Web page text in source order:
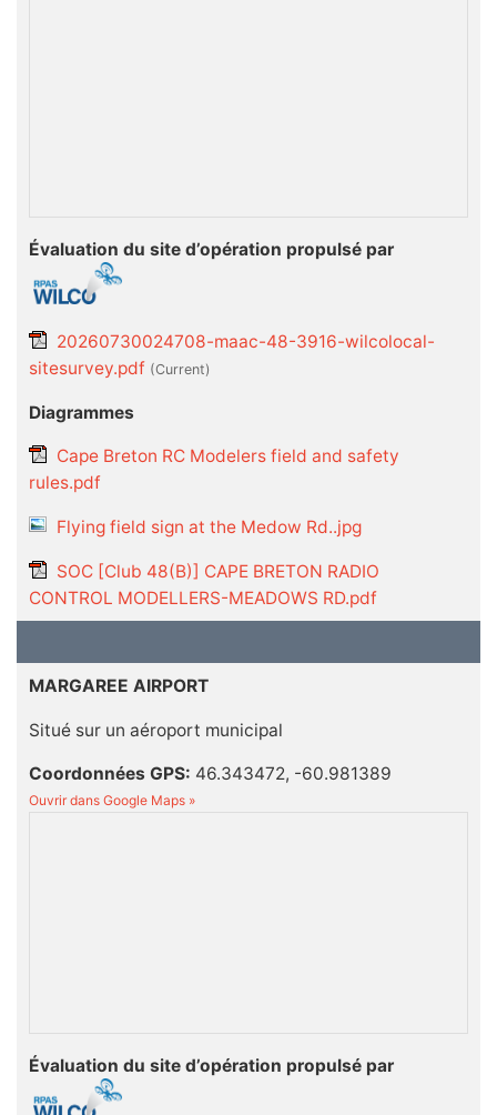
Évaluation du site d’opération propulsé par
20260730024708-maac-48-3916-wilcolocal-
sitesurvey.pdf (current)
Diagrammes
Cape Breton RC Modelers field and safety
rules.pdf
Flying field sign at the Medow Rd..jpg
SOC [Club 48(B)] CAPE BRETON RADIO
CONTROL MODELLERS-MEADOWS RD.pdf
MARGAREE AIRPORT
Situé sur un aéroport municipal
Coordonnées GPS: 46.343472, -60.981389
Ouvrir dans Google Maps »
Évaluation du site d’opération propulsé par